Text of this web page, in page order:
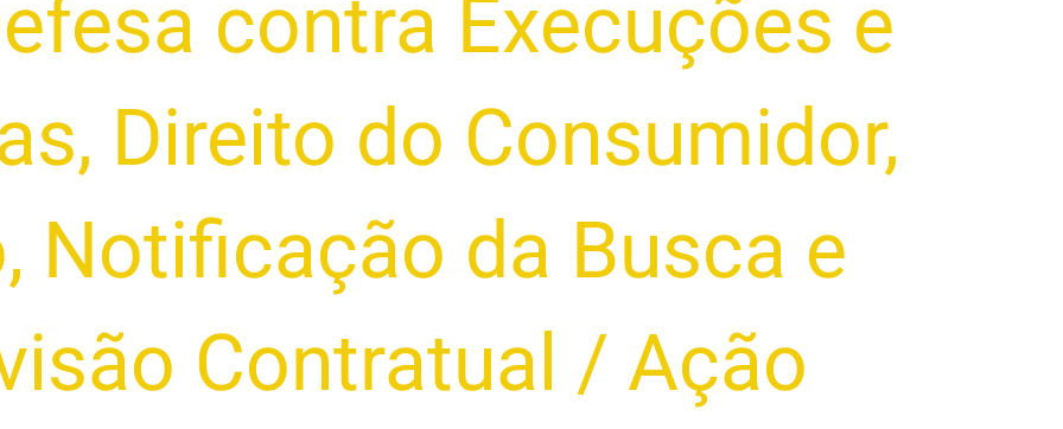
contra Execuções e
, Direito do Consumidor,
, Notificação da Busca e
Contratual / Ação